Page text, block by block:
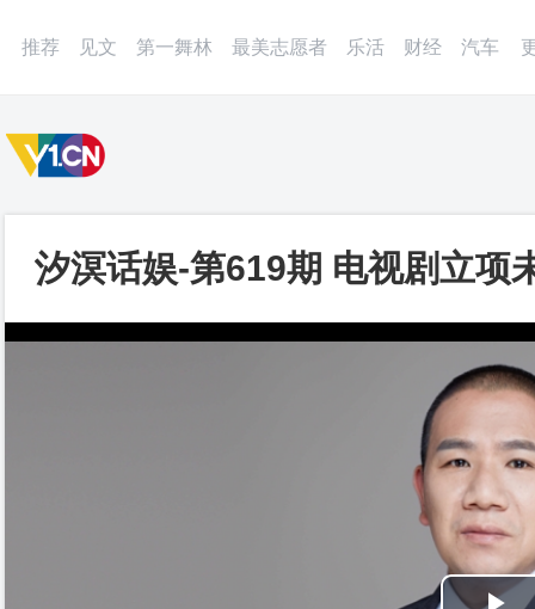
推荐 见文 第一舞林 最美志愿者 乐活 财经 汽车
汐溟话娱-第619期 电视剧立项
资义务的法定抗辩事由？_第一